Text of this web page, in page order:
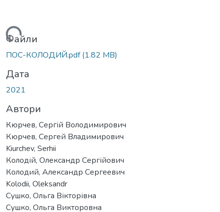
Файли
ПОС-КОЛОДИЙ.pdf(1.82 MB)
Дата
2021
Автори
Кюрчев, Сергій Володимирович
Кюрчев, Сергей Владимирович
Kiurchev, Serhii
Колодій, Олександр Сергійович
Колодий, Александр Сергеевич
Kolodii, Oleksandr
Сушко, Ольга Вікторівна
Сушко, Ольга Викторовна